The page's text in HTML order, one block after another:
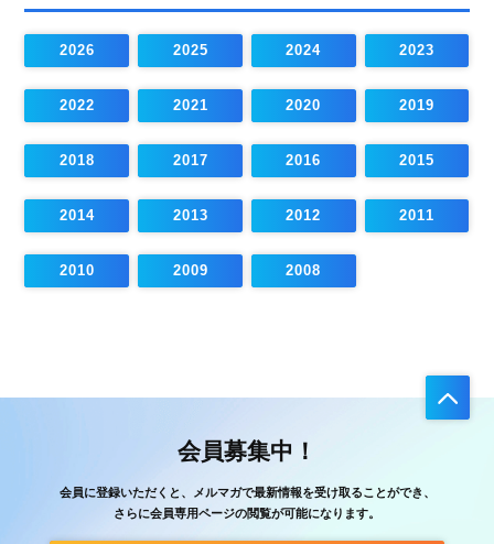
2026 2025 2024 2023
2022 2021 2020 2019
2018 2017 2016 2015
2014 2013 2012 2011
2010 2009 2008
会員募集中！
会員に登録いただくと、メルマガで最新情報を受け取ることができ、
さらに会員専用ページの閲覧が可能になります。